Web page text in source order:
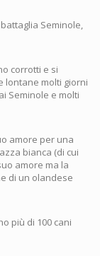
Seminole,
corrotti e si
lontane molti giorni
Seminole e molti
amore per una
bianca (di cui
amore ma la
di un olandese
più di 100 cani